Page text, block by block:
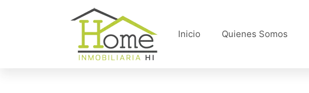
Inicio Quienes Somos